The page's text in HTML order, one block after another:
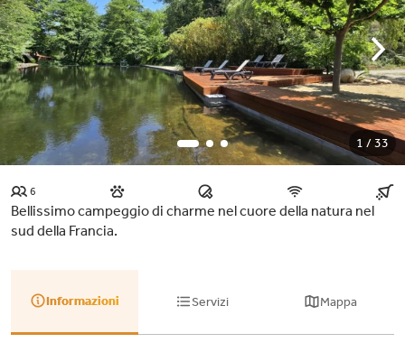
1 / 33
6
Bellissimo campeggio di charme nel cuore della natura nel
sud della Francia.
Informazioni Servizi Mappa